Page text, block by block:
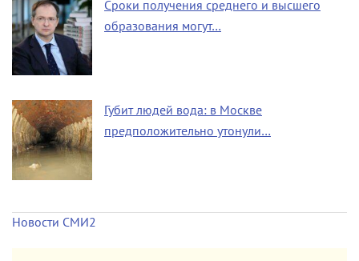
Сроки получения среднего и высшего
образования могут…
Губит людей вода: в Москве
предположительно утонули…
Новости СМИ2